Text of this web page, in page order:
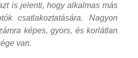
is jelenti, hogy alkalmas más
csatlakoztatására. Nagyon
képes, gyors, és korlátlan
van.